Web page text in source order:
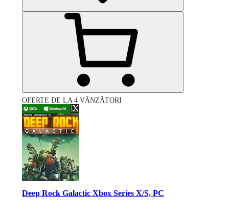
OFERTE DE LA 4 VÂNZĂTORI
Deep Rock Galactic Xbox Series X/S, PC